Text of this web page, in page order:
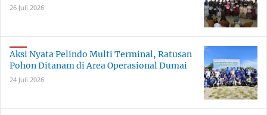
26 Juli 2026
Aksi Nyata Pelindo Multi Terminal, Ratusan
Pohon Ditanam di Area Operasional Dumai
24 Juli 2026